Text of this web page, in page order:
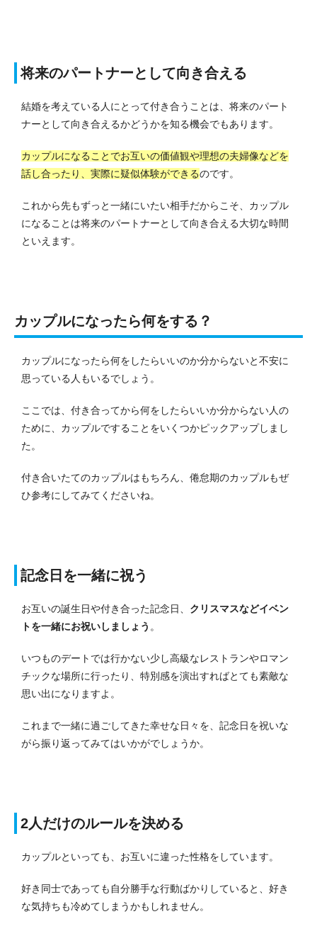
将来のパートナーとして向き合える
結婚を考えている人にとって付き合うことは、将来のパート
ナーとして向き合えるかどうかを知る機会でもあります。
カップルになることでお互いの価値観や理想の夫婦像などを
話し合ったり、実際に疑似体験ができるのです。
これから先もずっと一緒にいたい相手だからこそ、カップル
になることは将来のパートナーとして向き合える大切な時間
といえます。
カップルになったら何をする？
カップルになったら何をしたらいいのか分からないと不安に
思っている人もいるでしょう。
ここでは、付き合ってから何をしたらいいか分からない人の
ために、カップルですることをいくつかピックアップしまし
た。
付き合いたてのカップルはもちろん、倦怠期のカップルもぜ
ひ参考にしてみてくださいね。
記念日を一緒に祝う
お互いの誕生日や付き合った記念日、 クリスマスなどイベン
トを一緒にお祝いしましょう 。
いつものデートでは行かない少し高級なレストランやロマン
チックな場所に行ったり、特別感を演出すればとても素敵な
思い出になりますよ。
これまで一緒に過ごしてきた幸せな日々を、記念日を祝いな
がら振り返ってみてはいかがでしょうか。
2人だけのルールを決める
カップルといっても、お互いに違った性格をしています。
好き同士であっても自分勝手な行動ばかりしていると、好き
な気持ちも冷めてしまうかもしれません。